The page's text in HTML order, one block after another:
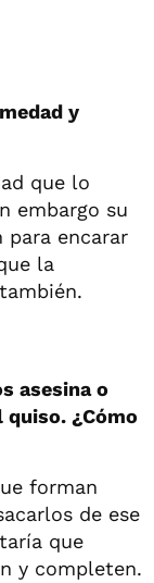
y
que lo
embargo su
para encarar
la
asesina o
quiso. ¿Cómo
forman
de ese
que
y completen.